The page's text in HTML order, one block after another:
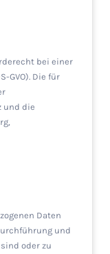
bei einer
GVO). Die für
und die
Daten
und
oder zu